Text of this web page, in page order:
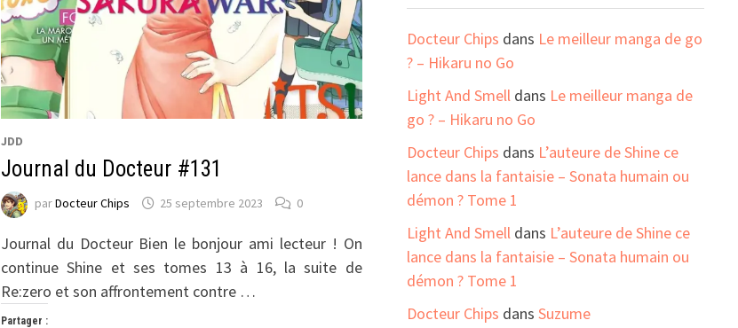
JDD
Journal du Docteur #131
parDocteur Chips 25 septembre 2023 0
Journal du Docteur Bien le bonjour ami lecteur ! On
continue Shine et ses tomes 13 à 16, la suite de
Re:zero et son affrontement contre …
Partager :
Docteur Chips dans Le meilleur manga de go
? – Hikaru no Go
Light And Smelldans Le meilleur manga de
go ? – Hikaru no Go
Docteur Chips dans L’auteure de Shine ce
lance dans la fantaisie – Sonata humain ou
démon ? Tome 1
Light And Smelldans L’auteure de Shine ce
lance dans la fantaisie – Sonata humain ou
démon ? Tome 1
Docteur Chips dans Suzume